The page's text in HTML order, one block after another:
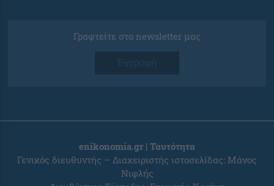
Γραφτείτε στο newsletter μας
Εγγραφή
enikonomia.gr | Ταυτότητα
Γενικός διευθυντής – Διαχειριστής ιστοσελίδας: Μάνος
Νιφλής